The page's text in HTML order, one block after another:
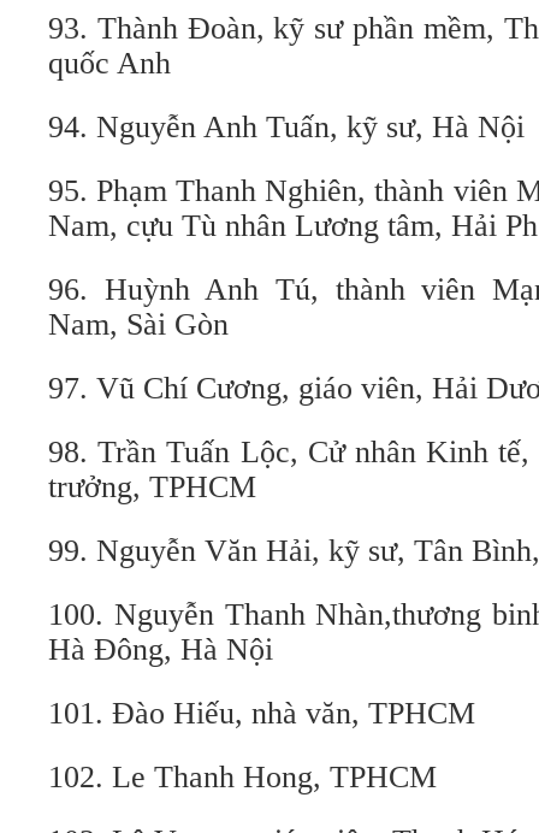
93. Thành Đoàn, kỹ sư phần mềm,
quốc Anh
94. Nguyễn Anh Tuấn, kỹ sư, Hà Nội
95. Phạm Thanh Nghiên, thành viên
Nam, cựu Tù nhân Lương tâm, Hải
96. Huỳnh Anh Tú, thành viên
Nam, Sài Gòn
97. Vũ Chí Cương, giáo viên, Hải
98. Trần Tuấn Lộc, Cử nhân Kinh
trưởng, TPHCM
99. Nguyễn Văn Hải, kỹ sư, Tân
100. Nguyễn Thanh Nhàn,thương
Hà Đông, Hà Nội
101. Đào Hiếu, nhà văn, TPHCM
102. Le Thanh Hong, TPHCM